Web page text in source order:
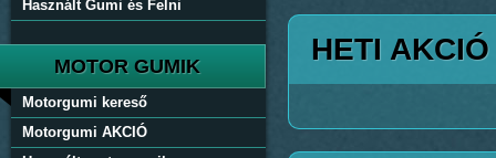
Használt Gumi és Felni
MOTOR GUMIK
Motorgumi kereső
Motorgumi AKCIÓ
HETI AKCIÓ